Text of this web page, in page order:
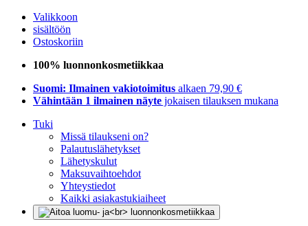
Valikkoon
sisältöön
Ostoskoriin
100% luonnonkosmetiikkaa
Suomi: Ilmainen vakiotoimitus alkaen 79,90 €
Vähintään 1 ilmainen näyte jokaisen tilauksen mukana
Tuki
Missä tilaukseni on?
Palautuslähetykset
Lähetyskulut
Maksuvaihtoehdot
Yhteystiedot
Kaikki asiakastukiaiheet